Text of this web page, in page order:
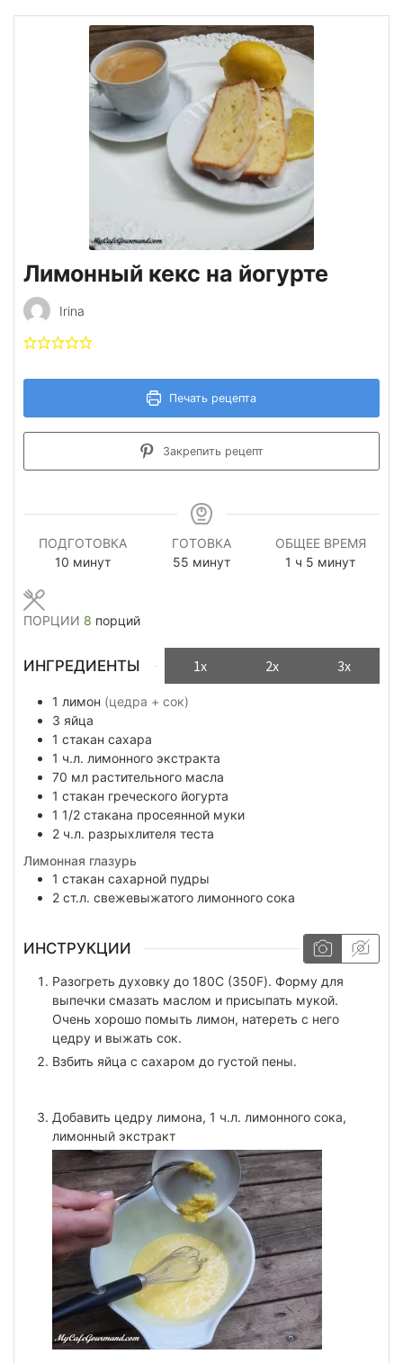
Лимонный кекс на йогурте
Irina
Печать рецепта
Закрепить рецепт
ПОДГОТОВКА
10 минуты
минут
ГОТОВКА
55 минуты
минут
ОБЩЕЕ ВРЕМЯ
1 час
ч 5 минуты
минут
ПОРЦИИ 8 порций
ИНГРЕДИЕНТЫ 1x 2x 3x
1 лимон (цедра + сок)
3 яйца
1 стакан сахара
1 ч.л. лимонного экстракта
70 мл растительного масла
1 стакан греческого йогурта
1 1/2 стакана просеянной муки
2 ч.л. разрыхлителя теста
Лимонная глазурь
1 стакан сахарной пудры
2 ст.л. свежевыжатого лимонного сока
ИНСТРУКЦИИ
Разогреть духовку до 180С (350F). Форму для
выпечки смазать маслом и присыпать мукой.
Очень хорошо помыть лимон, натереть с него
цедру и выжать сок.
Взбить яйца с сахаром до густой пены.
Добавить цедру лимона, 1 ч.л. лимонного сока,
лимонный экстракт